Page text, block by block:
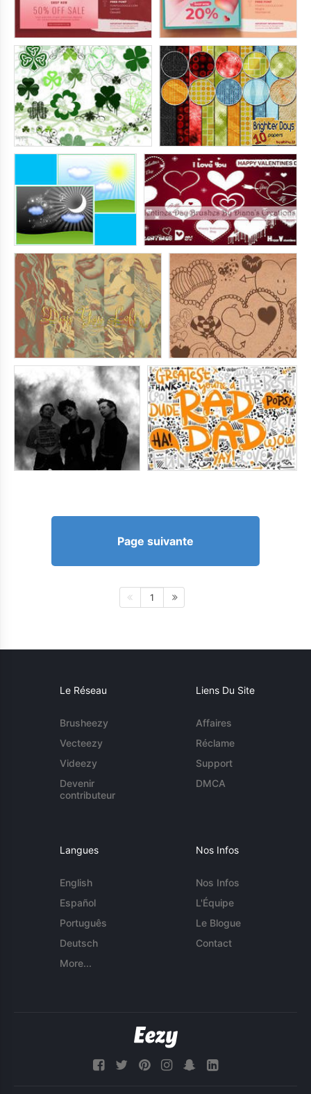
Page suivante
1
Le Réseau
Brusheezy
Vecteezy
Videezy
Devenir
contributeur
Liens Du Site
Affaires
Réclame
Support
DMCA
Langues
English
Español
Português
Deutsch
More...
Nos Infos
Nos Infos
L'Équipe
Le Blogue
Contact